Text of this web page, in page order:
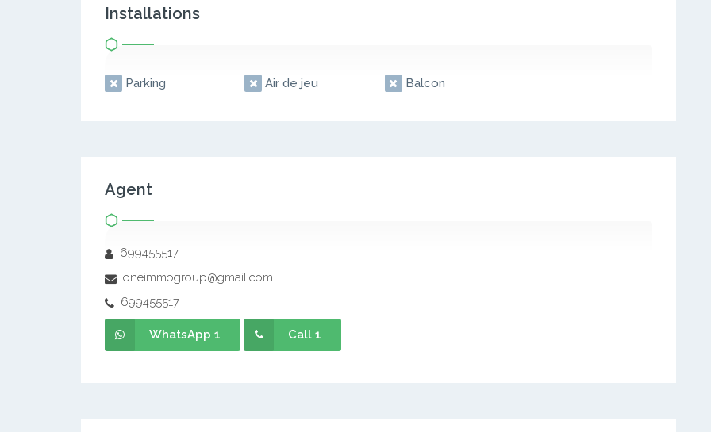
Installations
Parking Air de jeu Balcon
Agent
699455517
oneimmogroup@gmail.com
699455517
WhatsApp 1 Call 1